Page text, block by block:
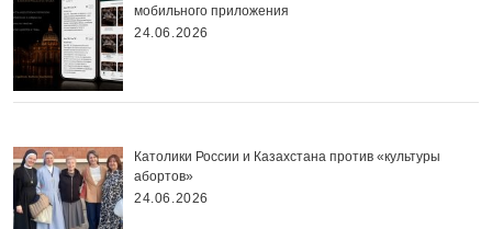
мобильного приложения
24.06.2026
Католики России и Казахстана против «культуры
абортов»
24.06.2026